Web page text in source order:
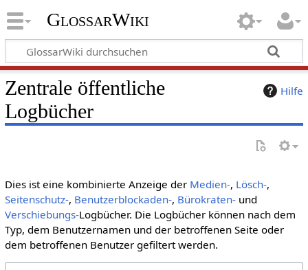
GlossarWiki
Hilfe
Zentrale öffentliche
Logbücher
Dies ist eine kombinierte Anzeige der Medien-, Lösch-,
Seitenschutz-, Benutzerblockaden-, Bürokraten-und
Verschiebungs-Logbücher. Die Logbücher können nach dem
Typ, dem Benutzernamen und der betroffenen Seite oder
dem betroffenen Benutzer gefiltert werden.